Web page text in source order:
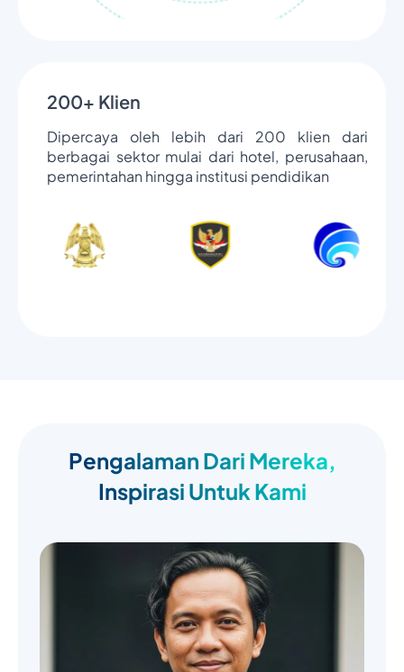
200+ Klien
Dipercaya oleh lebih dari 200 klien dari
berbagai sektor mulai dari hotel, perusahaan,
pemerintahan hingga institusi pendidikan
Pengalaman Dari Mereka,
Inspirasi Untuk Kami